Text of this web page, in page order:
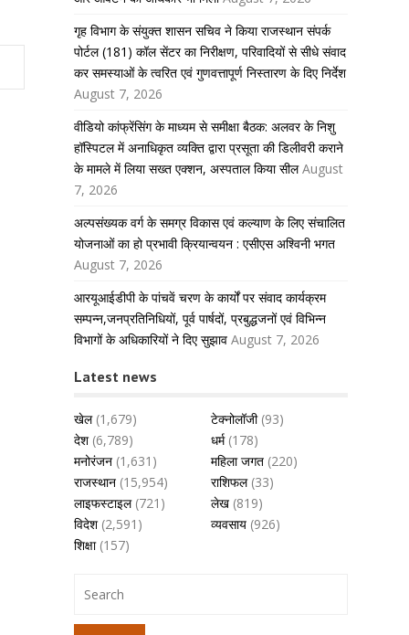
गृह विभाग के संयुक्त शासन सचिव ने किया राजस्थान संपर्क
पोर्टल (181) कॉल सेंटर का निरीक्षण, परिवादियों से सीधे संवाद
कर समस्याओं के त्वरित एवं गुणवत्तापूर्ण निस्तारण के दिए निर्देश
August 7, 2026
वीडियो कांफ्रेंसिंग के माध्यम से समीक्षा बैठक: अलवर के निशु
हॉस्पिटल में अनाधिकृत व्यक्ति द्वारा प्रसूता की डिलीवरी कराने
के मामले में लिया सख्त एक्शन, अस्पताल किया सील August
7, 2026
अल्पसंख्यक वर्ग के समग्र विकास एवं कल्याण के लिए संचालित
योजनाओं का हो प्रभावी क्रियान्वयन : एसीएस अश्विनी भगत
August 7, 2026
आरयूआईडीपी के पांचवें चरण के कार्यों पर संवाद कार्यक्रम
सम्पन्न,जनप्रतिनिधियों, पूर्व पार्षदों, प्रबुद्धजनों एवं विभिन्न
विभागों के अधिकारियों ने दिए सुझाव August 7, 2026
Latest news
खेल(1,679) टेक्नोलॉजी(93)
देश(6,789) धर्म(178)
मनोरंजन (1,631) महिला जगत (220)
राजस्थान (15,954) राशिफल(33)
लाइफस्टाइल(721) लेख (819)
विदेश(2,591) व्यवसाय (926)
शिक्षा(157)